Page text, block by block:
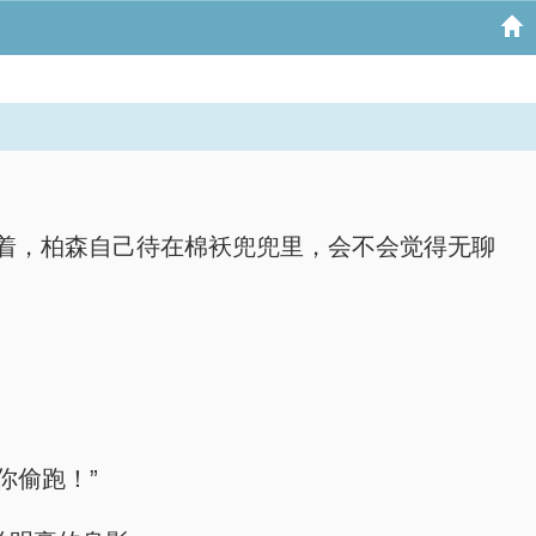
柏森自己待在棉袄兜兜里，会不会觉得无聊
偷跑！”